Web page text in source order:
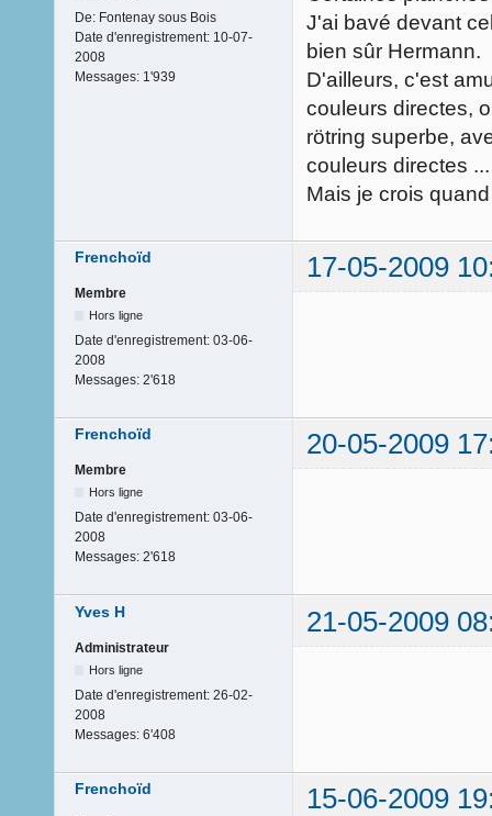
De: Fontenay sous Bois
Date d'enregistrement: 10-07-
2008
Messages: 1'939
J'ai bavé devant
bien sûr Hermann.
D'ailleurs, c'est
couleurs directes,
rötring superbe,
couleurs directes
Mais je crois
Frenchoïd 17-05-2009
Membre
Hors ligne
Date d'enregistrement: 03-06-
2008
Messages: 2'618
Frenchoïd 20-05-2009
Membre
Hors ligne
Date d'enregistrement: 03-06-
2008
Messages: 2'618
Yves H 21-05-2009
Administrateur
Hors ligne
Date d'enregistrement: 26-02-
2008
Messages: 6'408
Frenchoïd 15-06-2009